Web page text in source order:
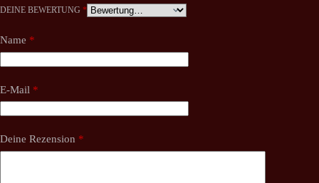
DEINE BEWERTUNG *
Name *
E-Mail *
Deine Rezension *